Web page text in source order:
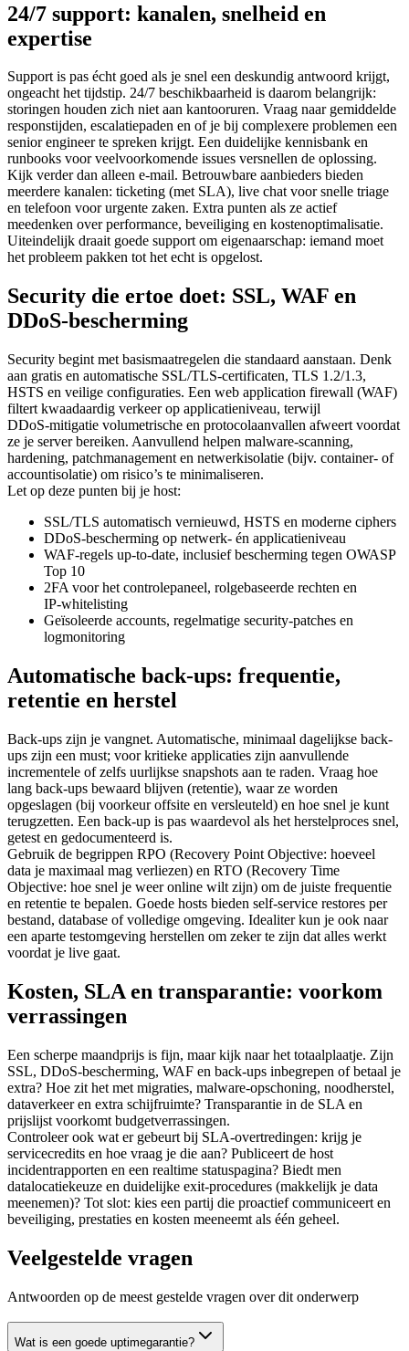
24/7 support: kanalen, snelheid en
expertise
Support is pas écht goed als je snel een deskundig antwoord krijgt,
ongeacht het tijdstip. 24/7 beschikbaarheid is daarom belangrijk:
storingen houden zich niet aan kantooruren. Vraag naar gemiddelde
responstijden, escalatiepaden en of je bij complexere problemen een
senior engineer te spreken krijgt. Een duidelijke kennisbank en
runbooks voor veelvoorkomende issues versnellen de oplossing.
Kijk verder dan alleen e-mail. Betrouwbare aanbieders bieden
meerdere kanalen: ticketing (met SLA), live chat voor snelle triage
en telefoon voor urgente zaken. Extra punten als ze actief
meedenken over performance, beveiliging en kostenoptimalisatie.
Uiteindelijk draait goede support om eigenaarschap: iemand moet
het probleem pakken tot het echt is opgelost.
Security die ertoe doet: SSL, WAF en
DDoS‑bescherming
Security begint met basismaatregelen die standaard aanstaan. Denk
aan gratis en automatische SSL/TLS-certificaten, TLS 1.2/1.3,
HSTS en veilige configuraties. Een web application firewall (WAF)
filtert kwaadaardig verkeer op applicatieniveau, terwijl
DDoS‑mitigatie volumetrische en protocolaanvallen afweert voordat
ze je server bereiken. Aanvullend helpen malware‑scanning,
hardening, patchmanagement en netwerkisolatie (bijv. container- of
accountisolatie) om risico’s te minimaliseren.
Let op deze punten bij je host:
SSL/TLS automatisch vernieuwd, HSTS en moderne ciphers
DDoS‑bescherming op netwerk- én applicatieniveau
WAF-regels up-to-date, inclusief bescherming tegen OWASP
Top 10
2FA voor het controlepaneel, rolgebaseerde rechten en
IP‑whitelisting
Geïsoleerde accounts, regelmatige security‑patches en
logmonitoring
Automatische back-ups: frequentie,
retentie en herstel
Back-ups zijn je vangnet. Automatische, minimaal dagelijkse back-
ups zijn een must; voor kritieke applicaties zijn aanvullende
incrementele of zelfs uurlijkse snapshots aan te raden. Vraag hoe
lang back-ups bewaard blijven (retentie), waar ze worden
opgeslagen (bij voorkeur offsite en versleuteld) en hoe snel je kunt
terugzetten. Een back-up is pas waardevol als het herstelproces snel,
getest en gedocumenteerd is.
Gebruik de begrippen RPO (Recovery Point Objective: hoeveel
data je maximaal mag verliezen) en RTO (Recovery Time
Objective: hoe snel je weer online wilt zijn) om de juiste frequentie
en retentie te bepalen. Goede hosts bieden self‑service restores per
bestand, database of volledige omgeving. Idealiter kun je ook naar
een aparte testomgeving herstellen om zeker te zijn dat alles werkt
voordat je live gaat.
Kosten, SLA en transparantie: voorkom
verrassingen
Een scherpe maandprijs is fijn, maar kijk naar het totaalplaatje. Zijn
SSL, DDoS‑bescherming, WAF en back-ups inbegrepen of betaal je
extra? Hoe zit het met migraties, malware‑opschoning, noodherstel,
dataverkeer en extra schijfruimte? Transparantie in de SLA en
prijslijst voorkomt budgetverrassingen.
Controleer ook wat er gebeurt bij SLA‑overtredingen: krijg je
servicecredits en hoe vraag je die aan? Publiceert de host
incidentrapporten en een realtime statuspagina? Biedt men
datalocatiekeuze en duidelijke exit‑procedures (makkelijk je data
meenemen)? Tot slot: kies een partij die proactief communiceert en
beveiliging, prestaties en kosten meeneemt als één geheel.
Veelgestelde vragen
Antwoorden op de meest gestelde vragen over dit onderwerp
Wat is een goede uptimegarantie?